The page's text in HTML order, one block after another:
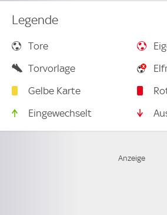
Legende
Tore
Torvorlage
Gelbe Karte
Eingewechselt